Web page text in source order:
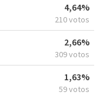
4,64%
210 votos
2,66%
309 votos
1,63%
59 votos